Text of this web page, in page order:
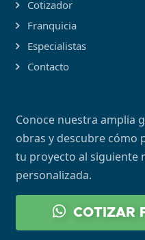
Cotizador
Franquicia
Especialistas
Contacto
Conoce nuestra amplia
obras y descubre cómo
tu proyecto al siguiente
personalizada.
COTIZAR